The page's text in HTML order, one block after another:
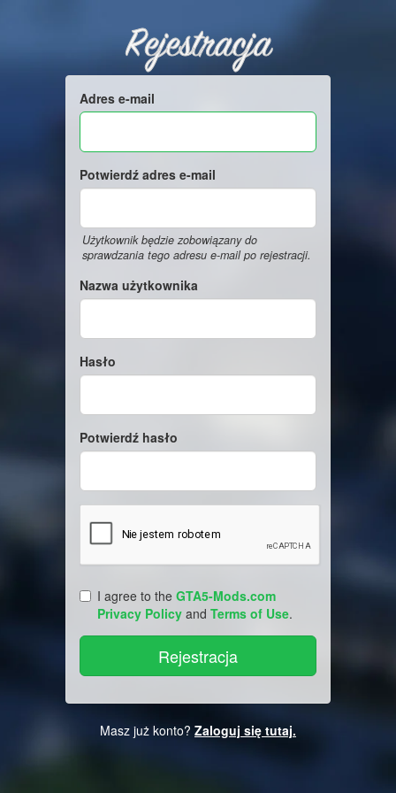
Rejestracja
Adres e-mail
Potwierdź adres e-mail
Użytkownik będzie zobowiązany do
sprawdzania tego adresu e-mail po rejestracji.
Nazwa użytkownika
Hasło
Potwierdź hasło
I agree to the GTA5-Mods.com
Privacy Policy and Terms of Use.
Masz już konto? Zaloguj się tutaj.